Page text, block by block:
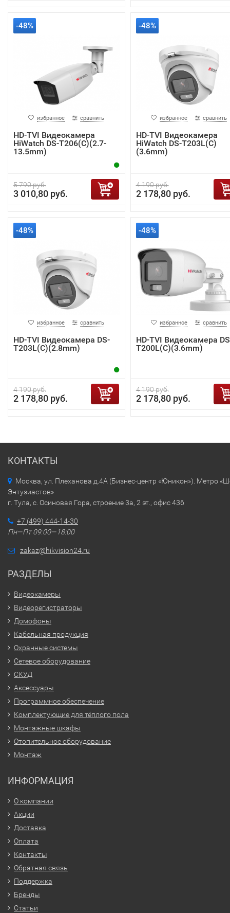
-48%
избранное сравнить
HD-TVI Видеокамера
HiWatch DS-T206(C)(2.7-
13.5mm)
5 790 руб.
3 010,80 руб.
-48%
избранное сравнить
HD-TVI Видеокамера
HiWatch DS-T203L(C)
(3.6mm)
4 190 руб.
2 178,80 руб.
-48%
избранное сравнить
HD-TVI Видеокамера DS-
T203L(C)(2.8mm)
4 190 руб.
2 178,80 руб.
-48%
избранное сравнить
HD-TVI Видеокамера
T200L(C)(3.6mm)
4 190 руб.
2 178,80 руб.
КОНТАКТЫ
Москва, ул. Плеханова д.4А (Бизнес-центр «Юникон»). Метро
Энтузиастов»
г. Тула, с. Осиновая Гора, строение 3а, 2 эт., офис 436
+7 (499) 444-14-30
Пн—Пт 09:00—18:00
zakaz@hikvision24.ru
РАЗДЕЛЫ
Видеокамеры
Видеорегистраторы
Домофоны
Кабельная продукция
Охранные системы
Сетевое оборудование
СКУД
Аксессуары
Программное обеспечение
Комплектующие для тёплого пола
Монтажные шкафы
Отопительное оборудование
Монтаж
ИНФОРМАЦИЯ
О компании
Акции
Доставка
Оплата
Контакты
Обратная связь
Поддержка
Бренды
Статьи